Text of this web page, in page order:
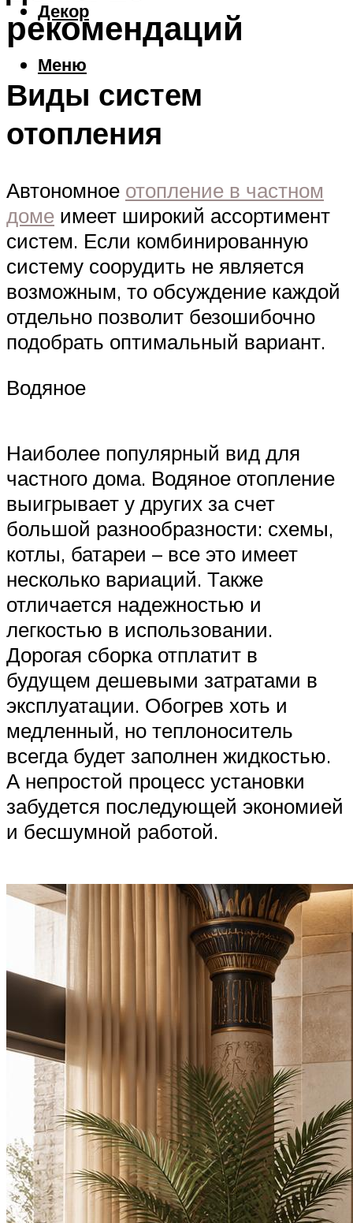
Декор
Меню
рекомендаций
Виды систем
отопления
Автономное отопление в частном
доме имеет широкий ассортимент
систем. Если комбинированную
систему соорудить не является
возможным, то обсуждение каждой
отдельно позволит безошибочно
подобрать оптимальный вариант.
Водяное
Наиболее популярный вид для
частного дома. Водяное отопление
выигрывает у других за счет
большой разнообразности: схемы,
котлы, батареи – все это имеет
несколько вариаций. Также
отличается надежностью и
легкостью в использовании.
Дорогая сборка отплатит в
будущем дешевыми затратами в
эксплуатации. Обогрев хоть и
медленный, но теплоноситель
всегда будет заполнен жидкостью.
А непростой процесс установки
забудется последующей экономией
и бесшумной работой.